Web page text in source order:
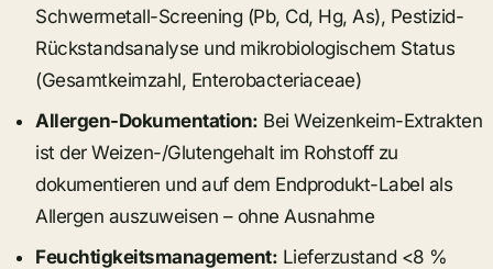
Schwermetall-Screening (Pb, Cd, Hg, As), Pestizid-
Rückstandsanalyse und mikrobiologischem Status
(Gesamtkeimzahl, Enterobacteriaceae)
Allergen-Dokumentation: Bei Weizenkeim-Extrakten
ist der Weizen-/Glutengehalt im Rohstoff zu
dokumentieren und auf dem Endprodukt-Label als
Allergen auszuweisen – ohne Ausnahme
Feuchtigkeitsmanagement: Lieferzustand <8 %